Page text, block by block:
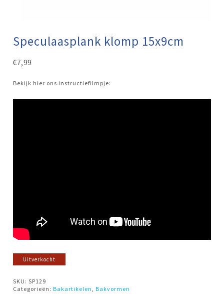
Speculaasplank klomp 15x9cm
€7,99
Bekijk hier ons instructiefilmpje:
Uitverkocht
SKU:SP129
Categorieën:Bakartikelen ,Bakvormen